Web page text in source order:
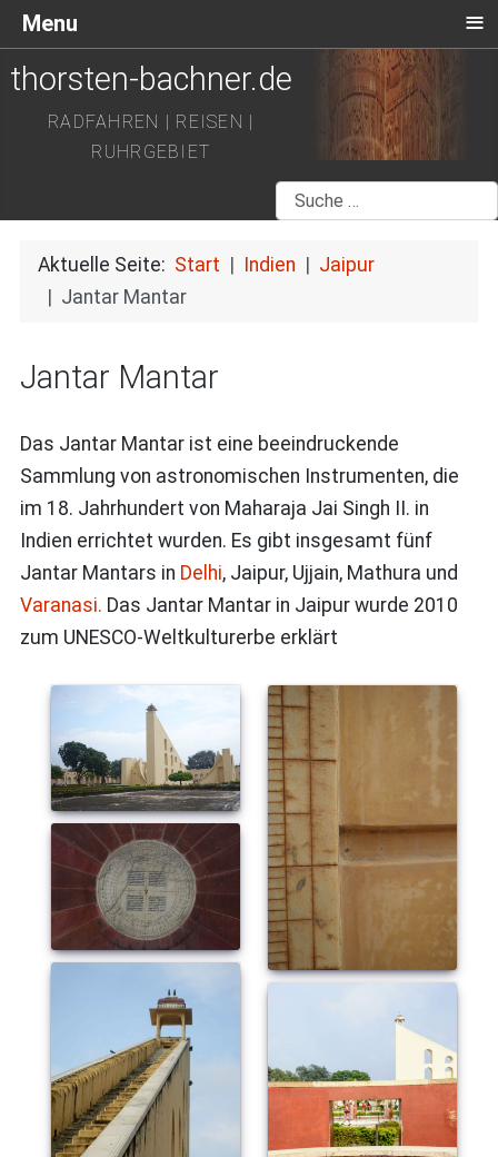
thorsten-bachner.de
RADFAHREN | REISEN |
RUHRGEBIET
Suchen
Aktuelle Seite: Start Indien
Jaipur
Jantar Mantar
Jantar Mantar
Das Jantar Mantar ist eine beeindruckende
Sammlung von astronomischen Instrumenten, die
im 18. Jahrhundert von Maharaja Jai Singh II. in
Indien errichtet wurden. Es gibt insgesamt fünf
Jantar Mantars in Delhi, Jaipur, Ujjain, Mathura und
Varanasi. Das Jantar Mantar in Jaipur wurde 2010
zum UNESCO-Weltkulturerbe erklärt
Menu ≡